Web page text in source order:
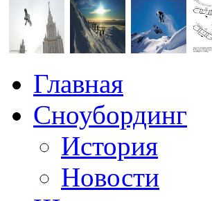
Главная
Сноубординг
История
Новости